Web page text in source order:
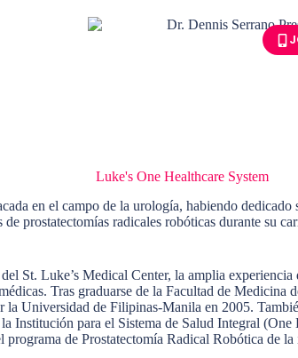
Luke's One Healthcare System
en el campo de la urología, habiendo
prostatectomías radicales robóticas durante su
St. Luke’s Medical Center, la amplia
Tras graduarse de la Facultad de
Universidad de Filipinas-Manila en 2005.
Institución para el Sistema de Salud Integral
de Prostatectomía Radical Robótica de